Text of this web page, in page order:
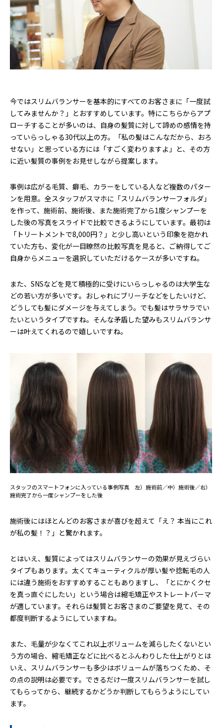
今ではスリムバランサーを基本的にすべてのお客さまに「一度試
してみませんか？」とおすすめしています。特にこちらからアプ
ローチすることが多いのは、自身の髪質に対して諦めの感情を持
っていらっしゃる30代以上の方。「私の髪はこんなだから、おろ
せない」と思っている方には「すごく変わりますよ」と、その方
に近い髪質の事例をお見せしながら提案します。
事例は広がる毛質、癖毛、カラーをしている人など複数のパター
ンを用意。全スタッフがスマホに「スリムバランサーフォルダ」
を作って、施術前、施術後、また施術完了から1度シャンプーを
した後の写真をスライドで比較できるようにしています。最初は
「トリートメントで8,000円？」と少し高いという印象を抱かれ
ていた方も、変化が一目瞭然の比較写真を見ると、ご納得してご
自身からメニューを選択していただけるケースが多いですね。
また、SNSなどを見て積極的に受けにいらっしゃるのは大学生な
どの若い方が多いです。おしゃれにブリーチなどをしたいけど、
どうしても髪にダメージを与えてしまう。でも髪はサラサラでい
たいというタイプですね。そんな矛盾した望みもスリムバランサ
ーは叶えてくれるので嬉しいですね。
スタッフのスマートフォンに入っている事例写真 左）施術前／中）施術後／右）
施術完了から一度シャンプーをした後
施術後にはほとんどのお客さまが喜びを超えて「え？ 本当にこれ
が私の髪！？」と驚かれます。
とはいえ、髪質によってはスリムバランサーの効果が見えづらい
タイプもあります。太くてキューティクルが厚い髪や捻転毛の人
には違う施術をおすすめすることもありますし、「とにかくクセ
を真っ直ぐにしたい」という場合は縮毛矯正やストレートパーマ
が適しています。それらは髪質とお客さまのご要望を見て、その
都度判断するようにしていますね。
また、毛量が少なくてこれ以上ボリュームを減らしたくないとい
う方の場合、縮毛矯正などに比べるとふんわりした仕上がりとは
いえ、スリムバランサーも多少はボリュームが落ちつくため、そ
の点の説明は必要です。できるだけ一度スリムバランサーを試し
てもらってから、継続するかどうか判断してもらうようにしてい
ます。